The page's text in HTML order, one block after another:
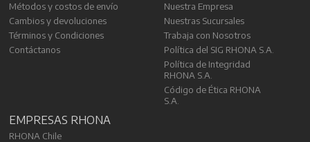
Métodos y costos de envío
Cambios y devoluciones
Términos y Condiciones
Contáctanos
Nuestra Empresa
Nuestras Sucursales
Trabaja con Nosotros
Política del SIG RHONA S.A.
Política de Integridad
RHONA S.A.
Código de Ética RHONA
S.A.
EMPRESAS RHONA
RHONA Chile